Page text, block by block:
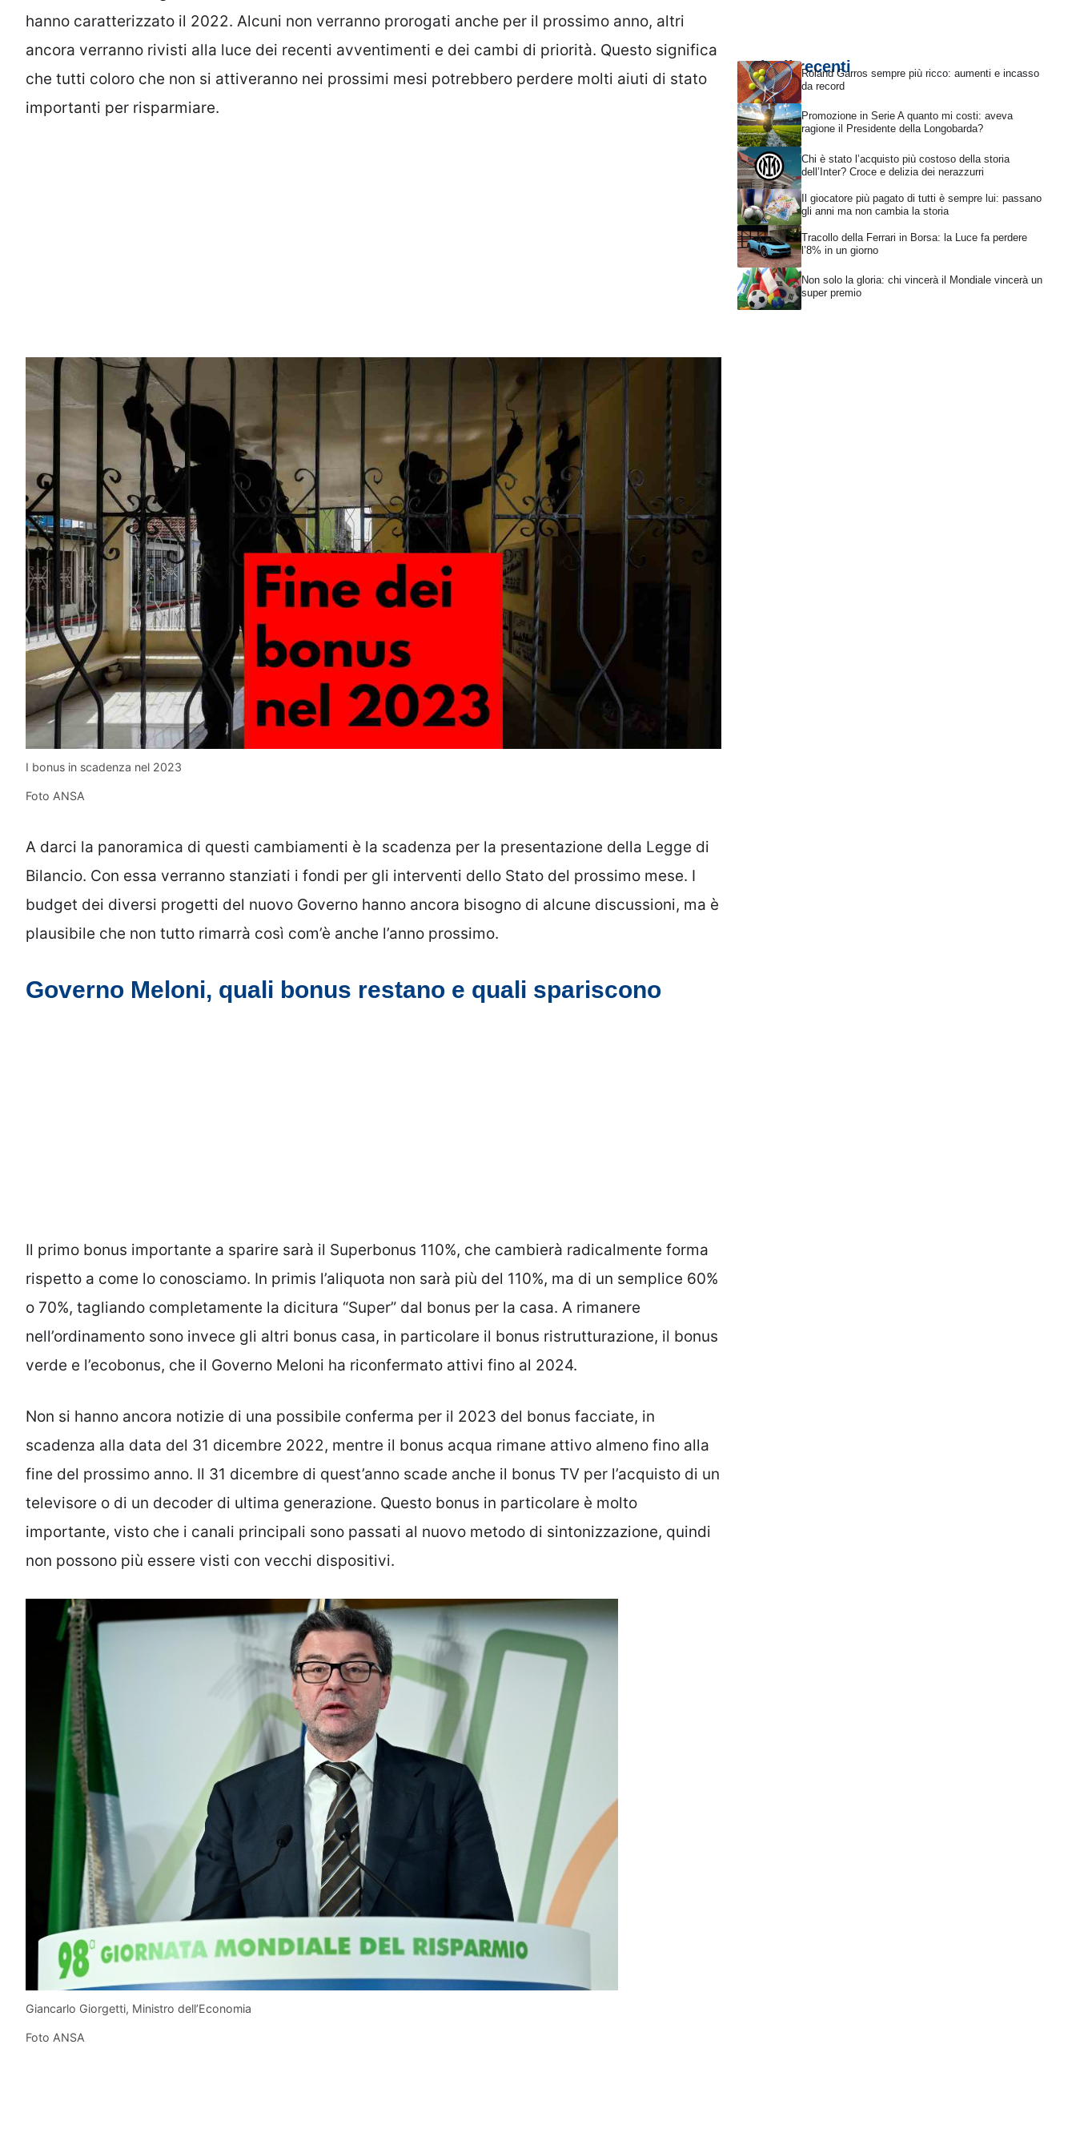
hanno caratterizzato il 2022. Alcuni non verranno prorogati anche per il prossimo anno, altri
ancora verranno rivisti alla luce dei recenti avventimenti e dei cambi di priorità. Questo significa
che tutti coloro che non si attiveranno nei prossimi mesi potrebbero perdere molti aiuti di stato
importanti per risparmiare.
I bonus in scadenza nel 2023
Foto ANSA
A darci la panoramica di questi cambiamenti è la scadenza per la presentazione della Legge di
Bilancio. Con essa verranno stanziati i fondi per gli interventi dello Stato del prossimo mese. I
budget dei diversi progetti del nuovo Governo hanno ancora bisogno di alcune discussioni, ma è
plausibile che non tutto rimarrà così com’è anche l’anno prossimo.
Governo Meloni, quali bonus restano e quali spariscono
Il primo bonus importante a sparire sarà il Superbonus 110%, che cambierà radicalmente forma
rispetto a come lo conosciamo. In primis l’aliquota non sarà più del 110%, ma di un semplice 60%
o 70%, tagliando completamente la dicitura “Super” dal bonus per la casa. A rimanere
nell’ordinamento sono invece gli altri bonus casa, in particolare il bonus ristrutturazione, il bonus
verde e l’ecobonus, che il Governo Meloni ha riconfermato attivi fino al 2024.
Non si hanno ancora notizie di una possibile conferma per il 2023 del bonus facciate, in
scadenza alla data del 31 dicembre 2022, mentre il bonus acqua rimane attivo almeno fino alla
fine del prossimo anno. Il 31 dicembre di quest’anno scade anche il bonus TV per l’acquisto di un
televisore o di un decoder di ultima generazione. Questo bonus in particolare è molto
importante, visto che i canali principali sono passati al nuovo metodo di sintonizzazione, quindi
non possono più essere visti con vecchi dispositivi.
Giancarlo Giorgetti, Ministro dell’Economia
Foto ANSA
Articoli recentiRoland Garros sempre più ricco: aumenti e incasso
da record
Promozione in Serie A quanto mi costi: aveva
ragione il Presidente della Longobarda?
Chi è stato l’acquisto più costoso della storia
dell’Inter? Croce e delizia dei nerazzurri
Il giocatore più pagato di tutti è sempre lui: passano
gli anni ma non cambia la storia
Tracollo della Ferrari in Borsa: la Luce fa perdere
l’8% in un giorno
Non solo la gloria: chi vincerà il Mondiale vincerà un
super premio